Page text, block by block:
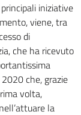
iniziative
viene, tra
di
che ha ricevuto
che, grazie
volta,
la